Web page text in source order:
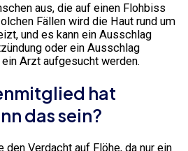
aus, die auf einen Flohbiss
Fällen wird die Haut rund um
und es kann ein Ausschlag
oder ein Ausschlag
Arzt aufgesucht werden.
hat
das sein?
Verdacht auf Flöhe, da nur ein